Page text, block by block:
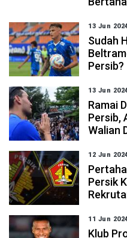
13 Jun
Sudah
Persib?
13 Jun
Ramai
Persib,
Walian
12 Jun
Persik
11 Jun
Klub